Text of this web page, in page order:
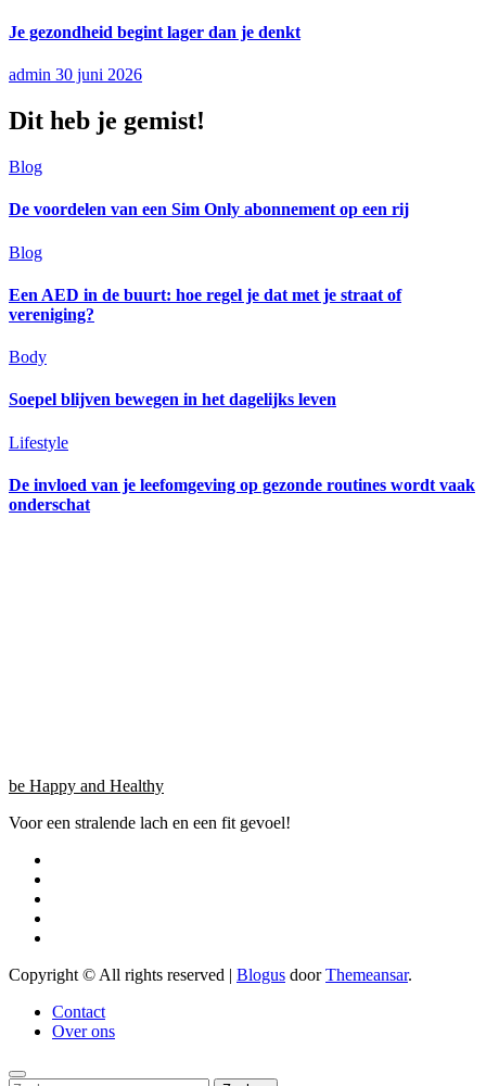
Je gezondheid begint lager dan je denkt
admin 30 juni 2026
Dit heb je gemist!
Blog
De voordelen van een Sim Only abonnement op een rij
Blog
Een AED in de buurt: hoe regel je dat met je straat of
vereniging?
Body
Soepel blijven bewegen in het dagelijks leven
Lifestyle
De invloed van je leefomgeving op gezonde routines wordt vaak
onderschat
be Happy and Healthy
Voor een stralende lach en een fit gevoel!
Copyright © All rights reserved | Blogus doorThemeansar.
Contact
Over ons